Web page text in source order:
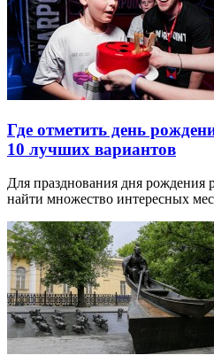
Где отметить день
10 лучших вариантов
Для празднования дня рождения
найти множество интересных